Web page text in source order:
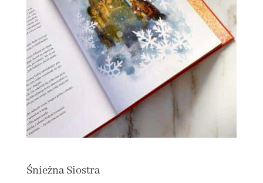
Śnieżna Siostra